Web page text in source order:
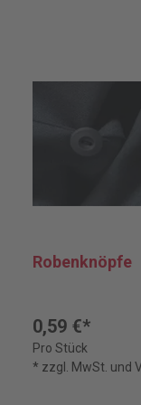
Robenknöpfe
0,59 €*
Pro Stück
* zzgl. MwSt. und